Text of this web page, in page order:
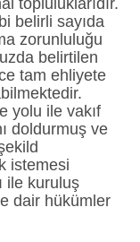
belirli sayıda
zorunluluğu
belirtilen
tam ehliyete
yolu ile vakıf
doldurmuş ve
istemesi
ile kuruluş
dair hükümler